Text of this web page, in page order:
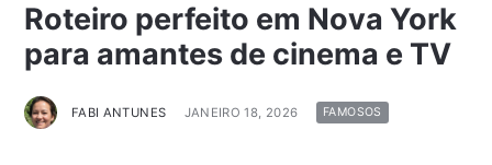
Roteiro perfeito em Nova York
para amantes de cinema e TV
FABI ANTUNES JANEIRO 18, 2026 FAMOSOS